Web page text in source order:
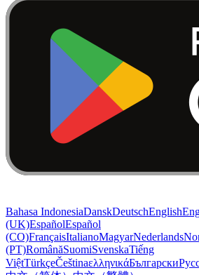
Bahasa IndonesiaDanskDeutschEnglish
(UK)EspañolEspañol
(CO)FrançaisItalianoMagyarNederlands
(PT)RomânăSuomiSvenskaTiếng
ViệtTürkçeČeštinaελληνικάБългарски